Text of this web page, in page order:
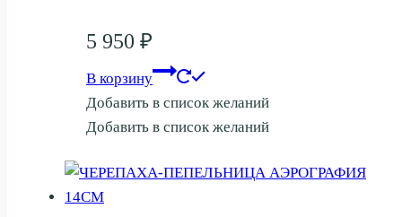
5 950 ₽
В корзину
Добавить в список желаний
Добавить в список желаний